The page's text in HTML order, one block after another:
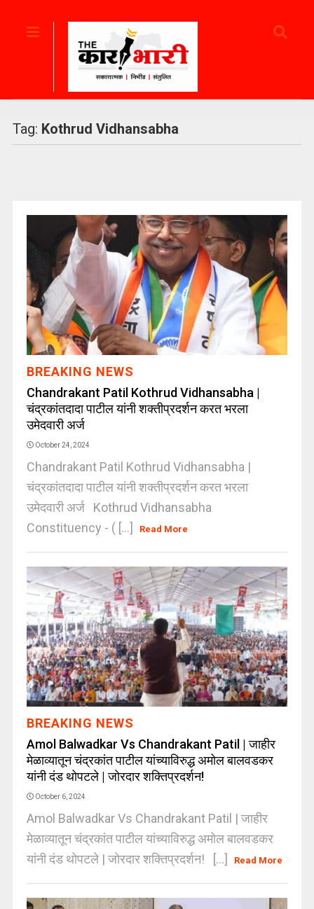
Tag: Kothrud Vidhansabha
BREAKING NEWS
Chandrakant Patil Kothrud Vidhansabha |
चंद्रकांतदादा पाटील यांनी शक्तीप्रदर्शन करत भरला
उमेदवारी अर्ज
October 24, 2024
Chandrakant Patil Kothrud Vidhansabha |
चंद्रकांतदादा पाटील यांनी शक्तीप्रदर्शन करत भरला
उमेदवारी अर्ज Kothrud Vidhansabha
Constituency - ( [...]
Read More
BREAKING NEWS
Amol Balwadkar Vs Chandrakant Patil | जाहीर
मेळाव्यातून चंद्रकांत पाटील यांच्याविरुद्ध अमोल बालवडकर
यांनी दंड थोपटले | जोरदार शक्तिप्रदर्शन!
October 6, 2024
Amol Balwadkar Vs Chandrakant Patil | जाहीर
मेळाव्यातून चंद्रकांत पाटील यांच्याविरुद्ध अमोल बालवडकर
यांनी दंड थोपटले | जोरदार शक्तिप्रदर्शन! [...]
Read More